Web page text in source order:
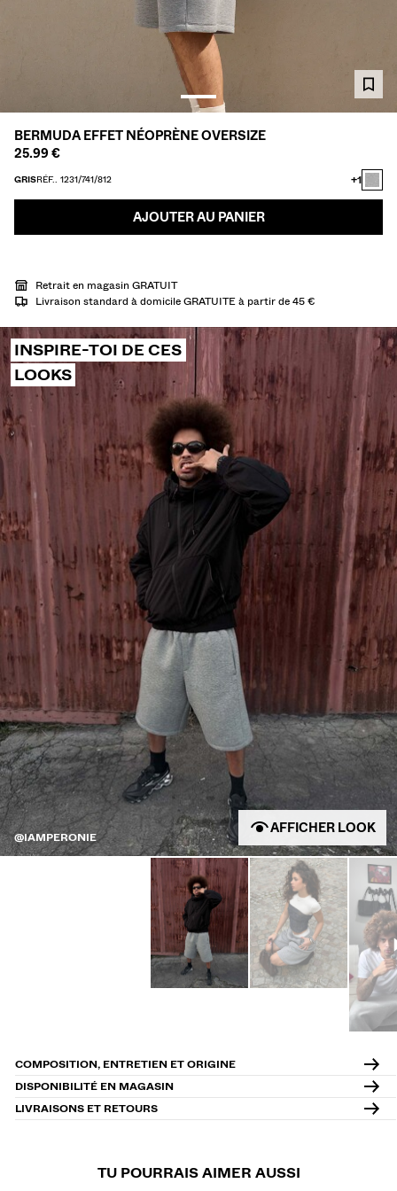
BERMUDA EFFET NÉOPRÈNE OVERSIZE
25.99 €
GRISRÉF.. 1231/741/812 +1
AJOUTER AU PANIER
Retrait en magasin GRATUIT
Livraison standard à domicile GRATUITE à partir de 45 €
INSPIRE-TOI DE CES
LOOKS
@IAMPERONIE
AFFICHER LOOK
COMPOSITION, ENTRETIEN ET ORIGINE
DISPONIBILITÉ EN MAGASIN
LIVRAISONS ET RETOURS
TU POURRAIS AIMER AUSSI
SELLERS
PRICES
MUSIC
CARTE CADEAU MMBRS NEWSLETTER AIDE